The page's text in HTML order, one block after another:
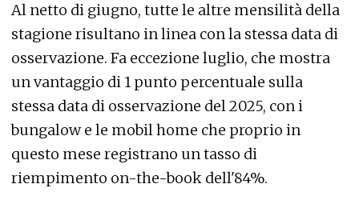
Al netto di giugno, tutte le altre mensilità della
stagione risultano in linea con la stessa data di
osservazione. Fa eccezione luglio, che mostra
un vantaggio di 1 punto percentuale sulla
stessa data di osservazione del 2025, con i
bungalow e le mobil home che proprio in
questo mese registrano un tasso di
riempimento on-the-book dell'84%.